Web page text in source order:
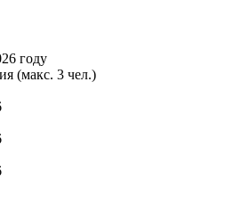
году
(макс. 3 чел.)